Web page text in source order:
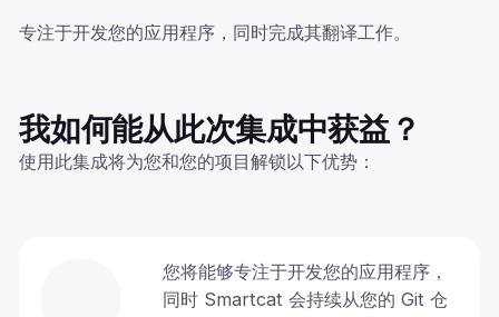
专注于开发您的应用程序，同时完成其翻译工作。
我如何能从此次集成中获益？
使用此集成将为您和您的项目解锁以下优势：
您将能够专注于开发您的应用程序，
同时 Smartcat 会持续从您的 Git 仓